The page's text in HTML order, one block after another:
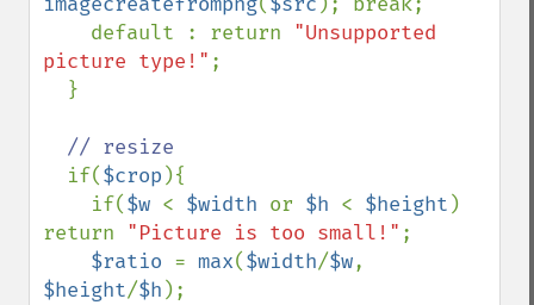
    default : return
"Unsupported
picture type!" ;
// resize
if($crop ){
    if(
$w < $width or $h < $height )
return "Picture is too small!" ;
$ratio = max($width/$w
$height/$h );